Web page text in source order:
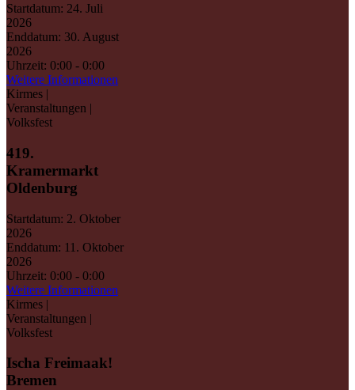
Startdatum: 24. Juli
2026
Enddatum: 30. August
2026
Uhrzeit: 0:00 - 0:00
Weitere Informationen
Kirmes |
Veranstaltungen |
Volksfest
419.
Kramermarkt
Oldenburg
Startdatum: 2. Oktober
2026
Enddatum: 11. Oktober
2026
Uhrzeit: 0:00 - 0:00
Weitere Informationen
Kirmes |
Veranstaltungen |
Volksfest
Ischa Freimaak!
Bremen